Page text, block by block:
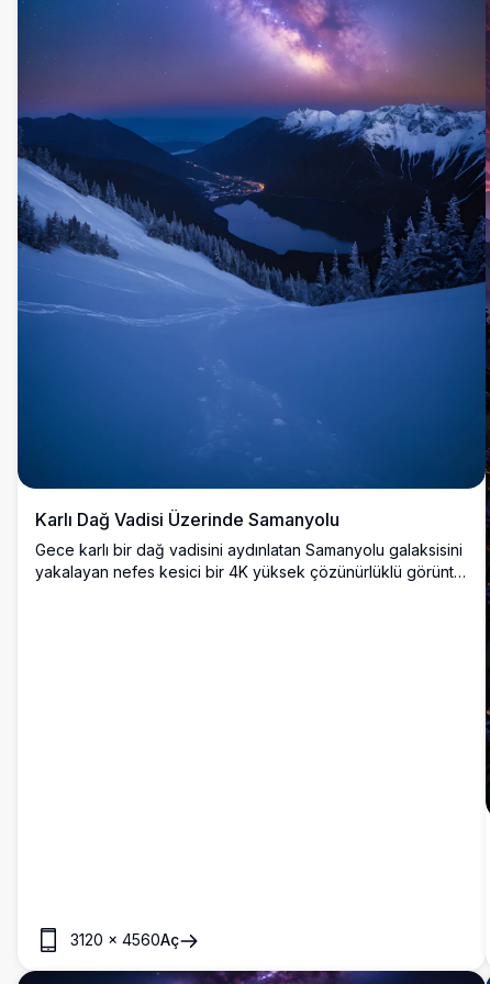
Karlı Dağ Vadisi Üzerinde Samanyolu
Gece karlı bir dağ vadisini aydınlatan Samanyolu galaksisini
yakalayan nefes kesici bir 4K yüksek çözünürlüklü görüntü.
3120 × 4560Aç